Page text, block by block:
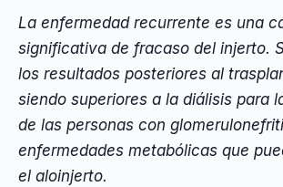
La enfermedad recurrente es una
significativa de fracaso del injerto.
los resultados posteriores al
siendo superiores a la diálisis para
de las personas con
enfermedades metabólicas que
el aloinjerto.